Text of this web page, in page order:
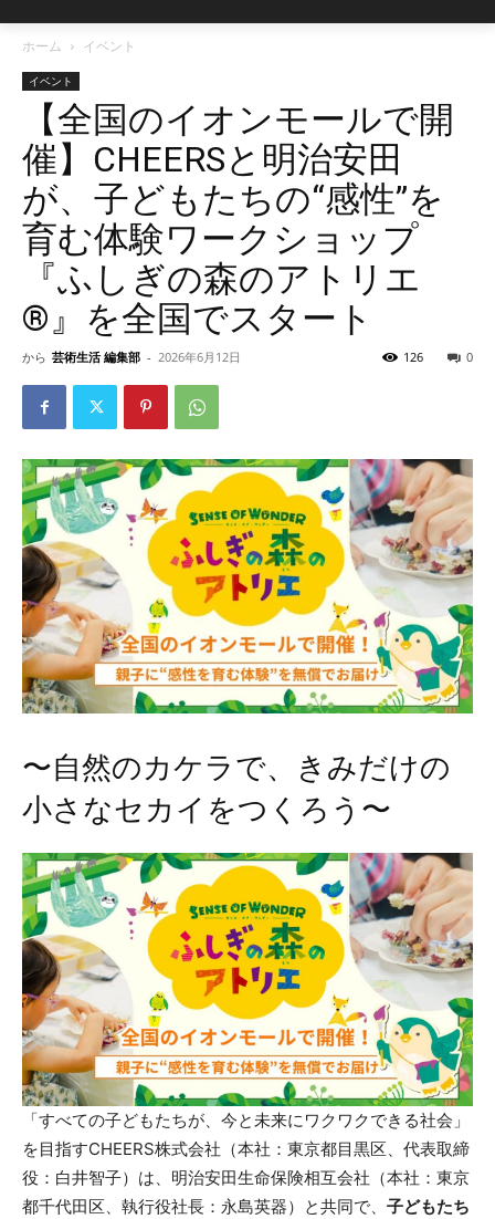
ホーム イベント
イベント
【全国のイオンモールで開
催】CHEERSと明治安田
が、子どもたちの“感性”を
育む体験ワークショップ
『ふしぎの森のアトリエ
®︎』を全国でスタート
から 芸術生活 編集部 - 2026年6月12日 0
126
〜自然のカケラで、きみだけの
小さなセカイをつくろう〜
「すべての子どもたちが、今と未来にワクワクできる社会」
を目指すCHEERS株式会社（本社：東京都目黒区、代表取締
役：白井智子）は、明治安田生命保険相互会社（本社：東京
都千代田区、執行役社長：永島英器）と共同で、 子どもたち